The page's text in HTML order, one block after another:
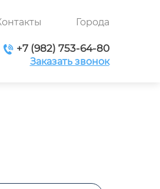
Города
+7 (982) 753-64-80
Заказать звонок